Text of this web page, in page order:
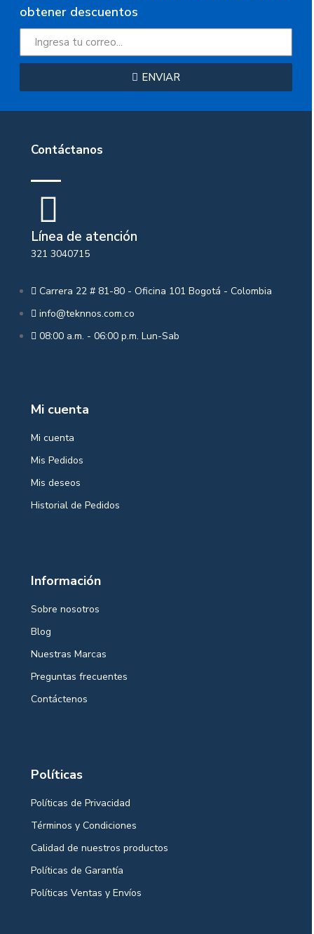
obtener descuentos
ENVIAR
Contáctanos
Línea de atención
321 3040715
Carrera 22 # 81-80 - Oficina 101 Bogotá - Colombia
info@teknnos.com.co
08:00 a.m. - 06:00 p.m. Lun-Sab
Mi cuenta
Mi cuenta
Mis Pedidos
Mis deseos
Historial de Pedidos
Información
Sobre nosotros
Blog
Nuestras Marcas
Preguntas frecuentes
Contáctenos
Políticas
Políticas de Privacidad
Términos y Condiciones
Calidad de nuestros productos
Políticas de Garantía
Políticas Ventas y Envíos